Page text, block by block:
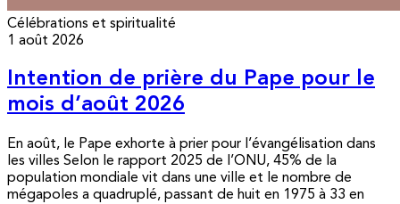
Célébrations et spiritualité
1 août 2026
Intention de prière du Pape pour le
mois d’août 2026
En août, le Pape exhorte à prier pour l’évangélisation dans
les villes Selon le rapport 2025 de l’ONU, 45% de la
population mondiale vit dans une ville et le nombre de
mégapoles a quadruplé, passant de huit en 1975 à 33 en